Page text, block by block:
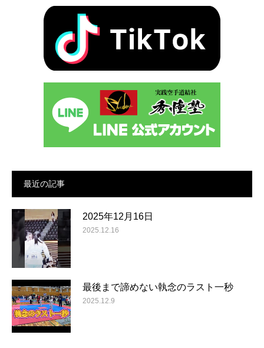
最近の記事
2025年12月16日
2025.12.16
最後まで諦めない執念のラスト一秒
2025.12.9